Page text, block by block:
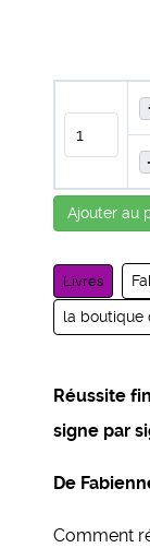
Ajouter au
Livres
la boutique
Réussite
signe par
De
Comment